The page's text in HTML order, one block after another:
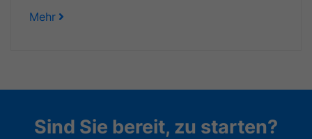
Mehr
Sind Sie bereit, zu starten?